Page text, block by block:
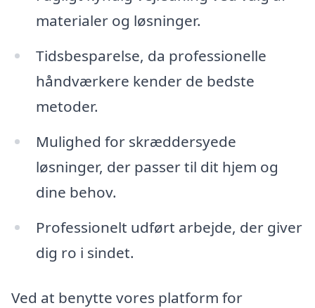
materialer og løsninger.
Tidsbesparelse, da professionelle
håndværkere kender de bedste
metoder.
Mulighed for skræddersyede
løsninger, der passer til dit hjem og
dine behov.
Professionelt udført arbejde, der giver
dig ro i sindet.
Ved at benytte vores platform for